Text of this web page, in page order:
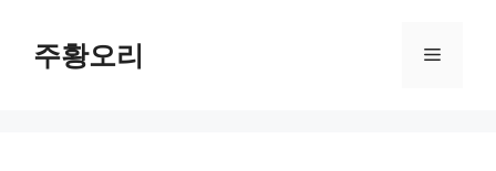
주황오리 Menu